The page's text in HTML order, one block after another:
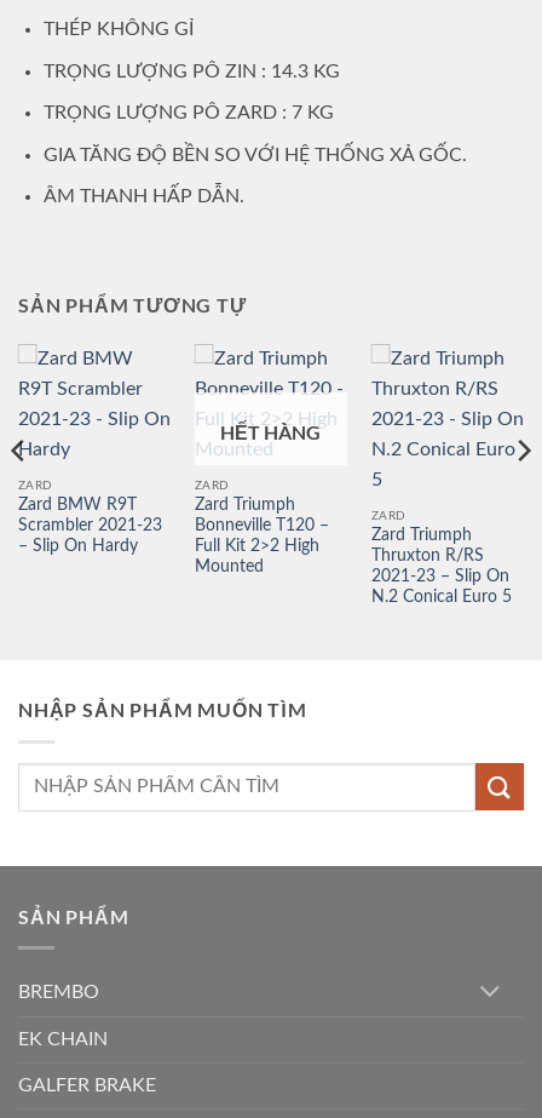
THÉP KHÔNG GỈ
TRỌNG LƯỢNG PÔ ZIN : 14.3 KG
TRỌNG LƯỢNG PÔ ZARD : 7 KG
GIA TĂNG ĐỘ BỀN SO VỚI HỆ THỐNG XẢ GỐC.
ÂM THANH HẤP DẪN.
SẢN PHẨM TƯƠNG TỰ
ZARD
Zard BMW R9T
Scrambler 2021-23
– Slip On Hardy
HẾT HÀNG
ZARD
Zard Triumph
Bonneville T120 –
Full Kit 2>2 High
Mounted
ZARD
Zard Triumph
Thruxton R/RS
2021-23 – Slip On
N.2 Conical Euro 5
NHẬP SẢN PHẨM MUỐN TÌM
Tìm
SẢN PHẨM
BREMBO
EK CHAIN
GALFER BRAKE